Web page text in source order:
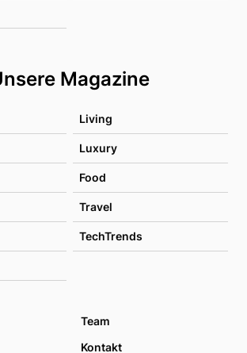
Magazine
Living
Luxury
Food
Travel
TechTrends
Team
Kontakt